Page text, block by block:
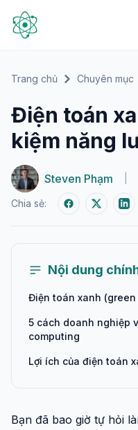
Trang chủ Chuyên mục
Điện toán
kiệm năng
Steven Phạm
Chia sẻ:
Nội dung
Điện toán xanh
5 cách doanh nghiệp
computing
Lợi ích của điện toán
Bạn đã bao giờ tự hỏi